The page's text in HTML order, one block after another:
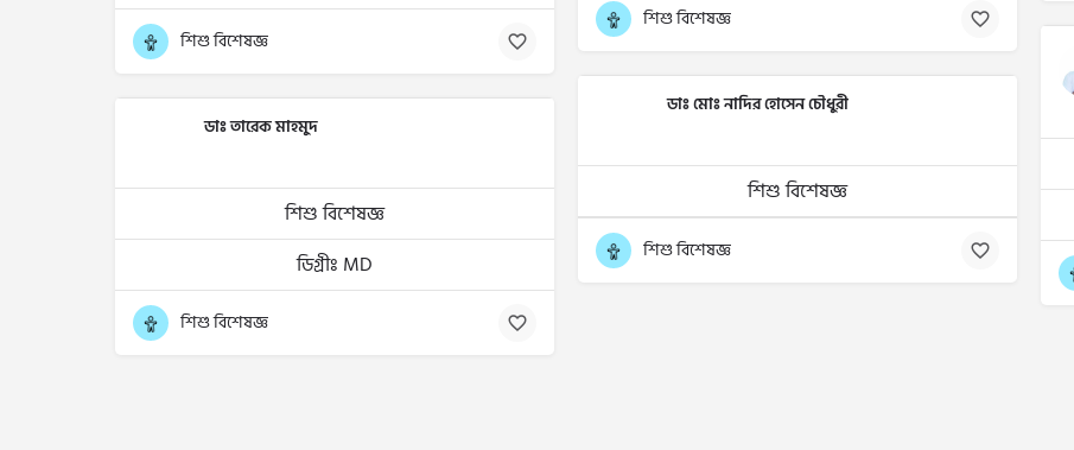
শিশু বিশেষজ্ঞ
শিশু বিশেষজ্ঞ
ডাঃ মোঃ নাদির হোসেন চৌধুরী
শিশু বিশেষজ্ঞ
শিশু বিশেষজ্ঞ
ডাঃ তারেক মাহমুদ
শিশু বিশেষজ্ঞ
ডিগ্রীঃ MD
শিশু বিশেষজ্ঞ